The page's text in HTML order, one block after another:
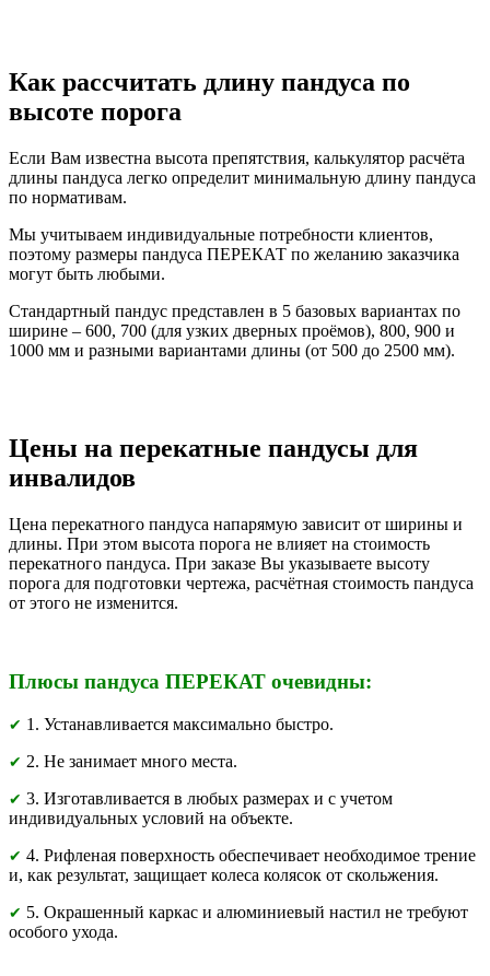
Как рассчитать длину пандуса по
высоте порога
Если Вам известна высота препятствия, калькулятор расчёта
длины пандуса легко определит минимальную длину пандуса
по нормативам.
Мы учитываем индивидуальные потребности клиентов,
поэтому размеры пандуса ПЕРЕКАТ по желанию заказчика
могут быть любыми.
Стандартный пандус представлен в 5 базовых вариантах по
ширине – 600, 700 (для узких дверных проёмов), 800, 900 и
1000 мм и разными вариантами длины (от 500 до 2500 мм).
Цены на перекатные пандусы для
инвалидов
Цена перекатного пандуса напарямую зависит от ширины и
длины. При этом высота порога не влияет на стоимость
перекатного пандуса. При заказе Вы указываете высоту
порога для подготовки чертежа, расчётная стоимость пандуса
от этого не изменится.
Плюсы пандуса ПЕРЕКАТ очевидны:
✔ 1. Устанавливается максимально быстро.
✔ 2. Не занимает много места.
✔ 3. Изготавливается в любых размерах и с учетом
индивидуальных условий на объекте.
✔ 4. Рифленая поверхность обеспечивает необходимое трение
и, как результат, защищает колеса колясок от скольжения.
✔ 5. Окрашенный каркас и алюминиевый настил не требуют
особого ухода.